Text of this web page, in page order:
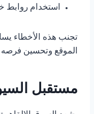
استخدام روابط
تجنب هذه الأخطاء
الموقع وتحسين فرصه
مستقبل